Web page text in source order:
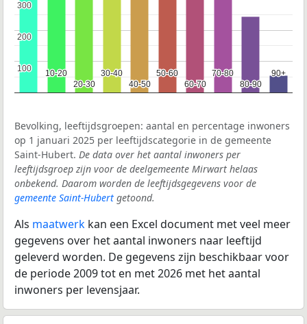
10-20
10-20
20-30
20-30
30-40
30-40
40-50
40-50
50-60
50-60
60-70
60-70
70-80
70-80
80-90
80-90
90+
90+
100
100
200
200
300
300
Bevolking, leeftijdsgroepen: aantal en percentage inwoners
op 1 januari 2025 per leeftijdscategorie in de gemeente
Saint-Hubert. De data over het aantal inwoners per
leeftijdsgroep zijn voor de deelgemeente Mirwart helaas
onbekend. Daarom worden de leeftijdsgegevens voor de
gemeente Saint-Hubert getoond.
Als maatwerk kan een Excel document met veel meer
gegevens over het aantal inwoners naar leeftijd
geleverd worden. De gegevens zijn beschikbaar voor
de periode 2009 tot en met 2026 met het aantal
inwoners per levensjaar.